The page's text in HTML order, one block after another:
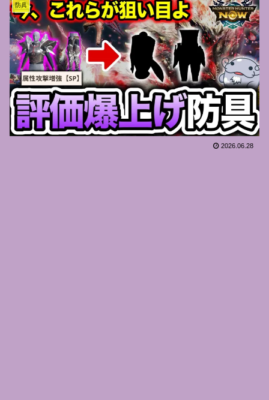
防具
2026.06.28